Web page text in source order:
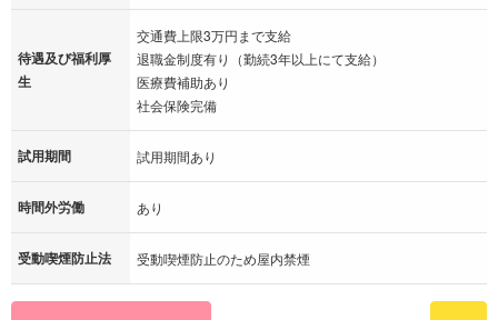
待遇及び福利厚
生
交通費上限3万円まで支給
退職金制度有り（勤続3年以上にて支給）
医療費補助あり
社会保険完備
試用期間 試用期間あり
時間外労働 あり
受動喫煙防止法 受動喫煙防止のため屋内禁煙